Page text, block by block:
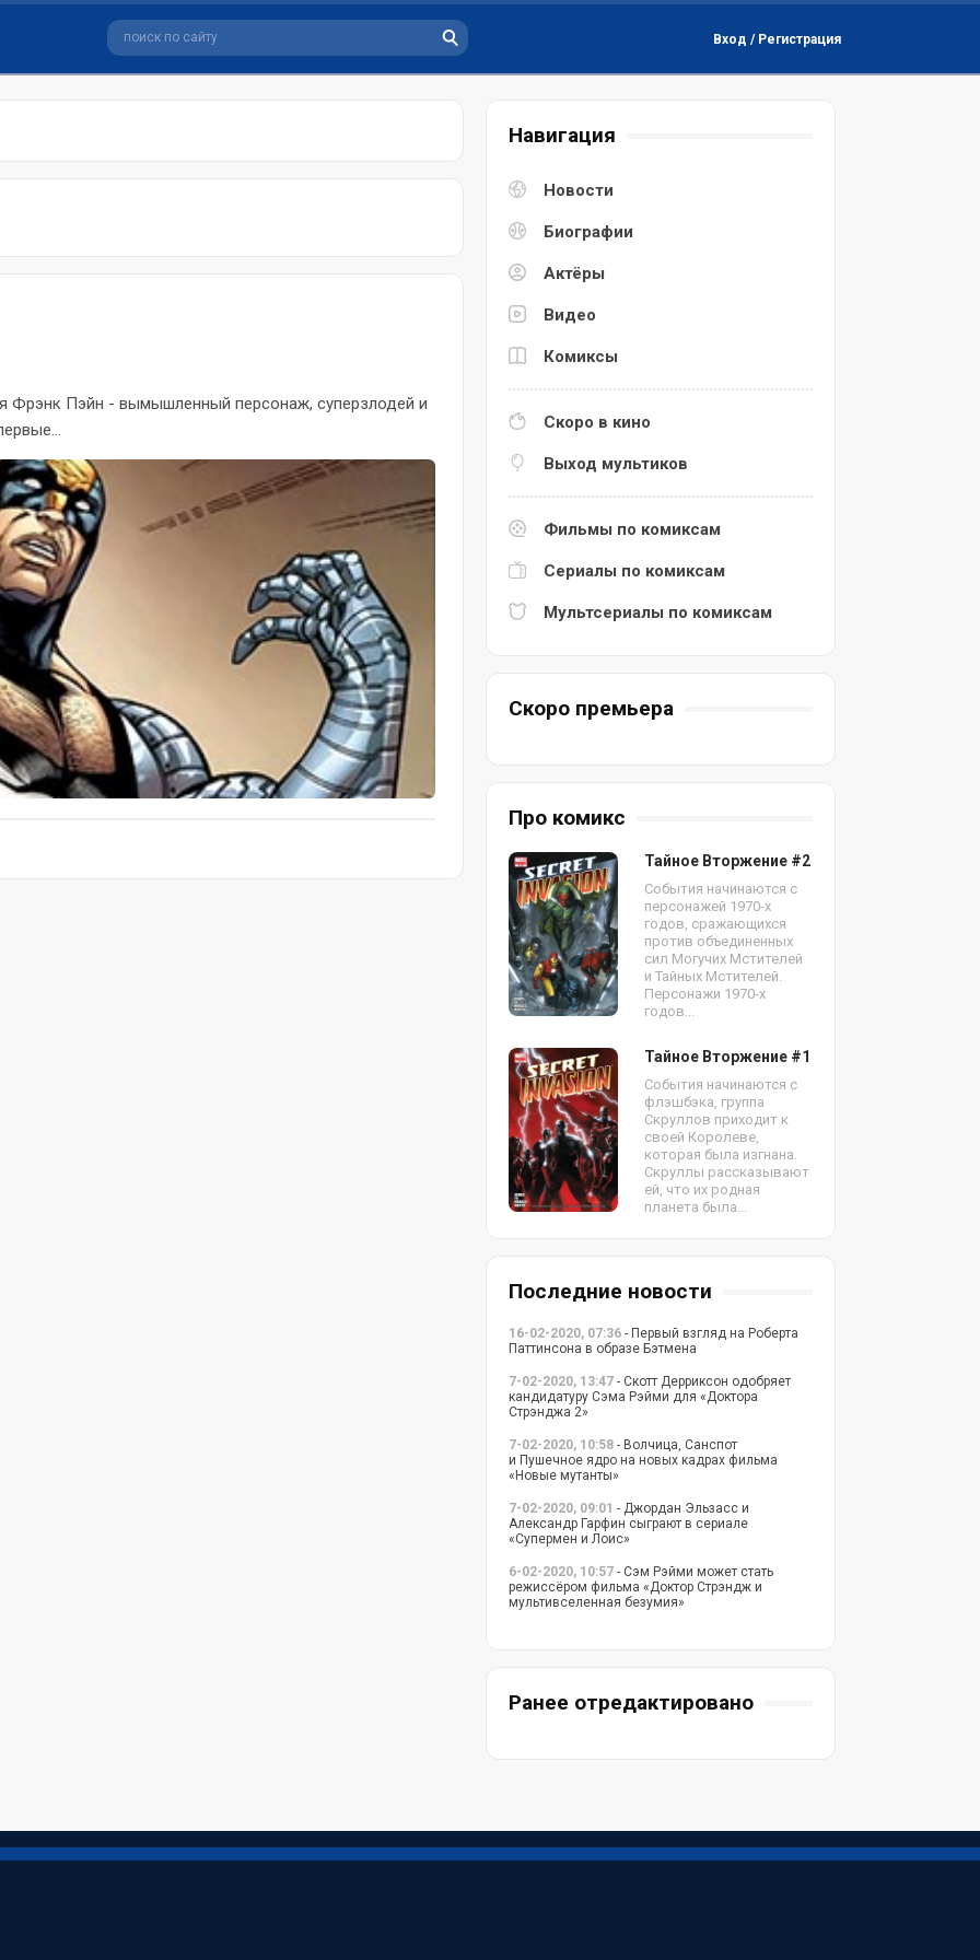
Вход / Регистрация
Фрэнк Пэйн - вымышленный персонаж, суперзлодей и
Навигация
Новости
Биографии
Актёры
Видео
Комиксы
Скоро в кино
Выход мультиков
Фильмы по комиксам
Сериалы по комиксам
Мультсериалы по комиксам
Скоро премьера
Про комикс
Тайное Вторжение #2
События начинаются с
персонажей 1970-х
годов, сражающихся
против объединенных
сил Могучих Мстителей
и Тайных Мстителей.
Персонажи 1970-х
годов...
Тайное Вторжение #1
События начинаются с
флэшбэка, группа
Скруллов приходит к
своей Королеве,
которая была изгнана.
Скруллы рассказывают
ей, что их родная
планета была...
Последние новости
16-02-2020, 07:36 - Первый взгляд на Роберта
Паттинсона в образе Бэтмена
7-02-2020, 13:47 - Скотт Дерриксон одобряет
кандидатуру Сэма Рэйми для «Доктора
Стрэнджа 2»
7-02-2020, 10:58 - Волчица, Санспот
и Пушечное ядро на новых кадрах фильма
«Новые мутанты»
7-02-2020, 09:01 - Джордан Эльзасс и
Александр Гарфин сыграют в сериале
«Супермен и Лоис»
6-02-2020, 10:57 - Сэм Рэйми может стать
режиссёром фильма «Доктор Стрэндж и
мультивселенная безумия»
Ранее отредактировано